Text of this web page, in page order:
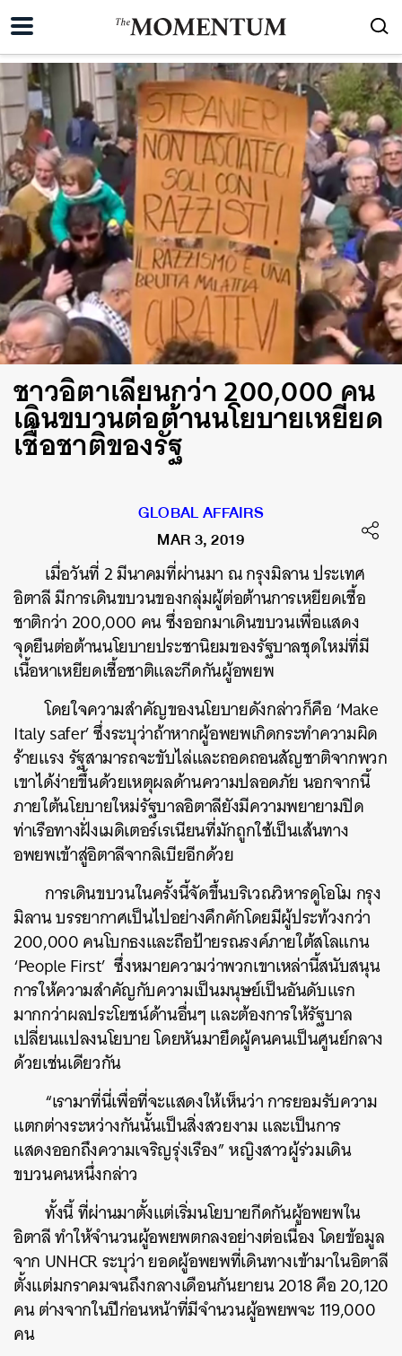
ชาวอิตาเลียนกว่า 200,000 คน
เดินขบวนต่อต้านนโยบายเหยียด
เชื้อชาติของรัฐ
GLOBAL AFFAIRS
MAR 3, 2019
เมื่อวันที่ 2 มีนาคมที่ผ่านมา ณ กรุงมิลาน ประเทศ
อิตาลี มีการเดินขบวนของกลุ่มผู้ต่อต้านการเหยียดเชื้อ
ชาติกว่า 200,000 คน ซึ่งออกมาเดินขบวนเพื่อแสดง
จุดยืนต่อต้านนโยบายประชานิยมของรัฐบาลชุดใหม่ที่มี
เนื้อหาเหยียดเชื้อชาติและกีดกันผู้อพยพ
โดยใจความสำคัญของนโยบายดังกล่าวก็คือ ‘Make
Italy safer’ ซึ่งระบุว่าถ้าหากผู้อพยพเกิดกระทำความผิด
ร้ายแรง รัฐสามารถจะขับไล่และถอดถอนสัญชาติจากพวก
เขาได้ง่ายขึ้นด้วยเหตุผลด้านความปลอดภัย นอกจากนี้
ภายใต้นโยบายใหม่รัฐบาลอิตาลียังมีความพยายามปิด
ท่าเรือทางฝั่งเมดิเตอร์เรเนียนที่มักถูกใช้เป็นเส้นทาง
อพยพเข้าสู่อิตาลีจากลิเบียอีกด้วย
การเดินขบวนในครั้งนี้จัดขึ้นบริเวณวิหารดูโอโม กรุง
มิลาน บรรยากาศเป็นไปอย่างคึกคักโดยมีผู้ประท้วงกว่า
200,000 คนโบกธงและถือป้ายรณรงค์ภายใต้สโลแกน
‘People First’ ซึ่งหมายความว่าพวกเขาเหล่านี้สนับสนุน
การให้ความสำคัญกับความเป็นมนุษย์เป็นอันดับแรก
มากกว่าผลประโยชน์ด้านอื่นๆ และต้องการให้รัฐบาล
เปลี่ยนแปลงนโยบาย โดยหันมายึดผู้คนคนเป็นศูนย์กลาง
ด้วยเช่นเดียวกัน
“เรามาที่นี่เพื่อที่จะแสดงให้เห็นว่า การยอมรับความ
แตกต่างระหว่างกันนั้นเป็นสิ่งสวยงาม และเป็นการ
แสดงออกถึงความเจริญรุ่งเรือง” หญิงสาวผู้ร่วมเดิน
ขบวนคนหนึ่งกล่าว
ทั้งนี้ ที่ผ่านมาตั้งแต่เริ่มนโยบายกีดกันผู้อพยพใน
อิตาลี ทำให้จำนวนผู้อพยพตกลงอย่างต่อเนื่อง โดยข้อมูล
จาก UNHCR ระบุว่า ยอดผู้อพยพที่เดินทางเข้ามาในอิตาลี
ตั้งแต่มกราคมจนถึงกลางเดือนกันยายน 2018 คือ20,120
คน ต่างจากในปีก่อนหน้าที่มีจำนวนผู้อพยพจะ 119,000
คน